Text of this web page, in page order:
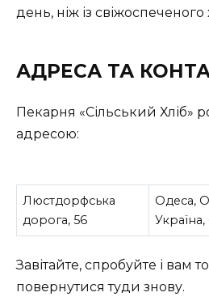
день, ніж із свіжоспеченого
АДРЕСА ТА
Пекарня «Сільський Хліб»
адресою:
Люстдорфська
дорога, 56
Одеса,
Завітайте, спробуйте і вам
повернутися туди знову.